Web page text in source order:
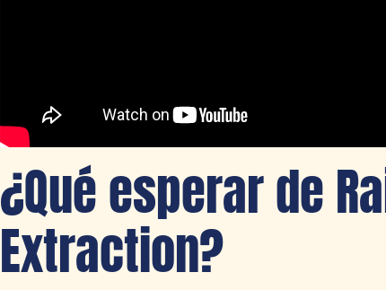
¿Qué esperar de
Extraction?